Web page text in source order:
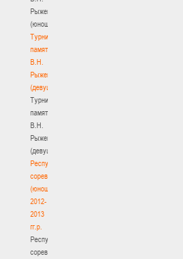
Рыженкова
(юноши)
Турнир
памяти
В.Н.
Рыженкова
(девушки)
Турнир
памяти
В.Н.
Рыженкова
(девушки)
Республиканские
соревнования
(юноши)
2012-
2013
гг.р.
Республиканские
соревнования